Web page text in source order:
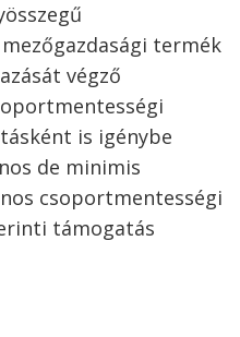
termék
végző
is igénybe
de minimis
csoportmentességi
támogatás